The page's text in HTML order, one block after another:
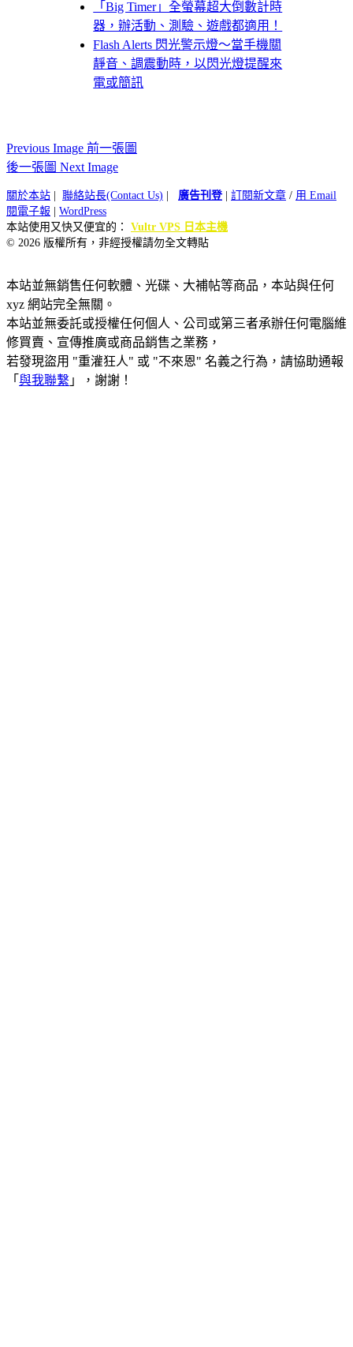
「Big Timer」全螢幕超大倒數計時
器，辦活動、測驗、遊戲都適用！
Flash Alerts 閃光警示燈～當手機關
靜音、調震動時，以閃光燈提醒來
電或簡訊
Previous Image 前一張圖
後一張圖 Next Image
關於本站 聯絡站長(Contact Us) 廣告刊登| 訂閱新文章 / 用 Email
閱電子報
WordPress
本站使用又快又便宜的： Vultr VPS 日本主機
© 2026 版權所有，非經授權請勿全文轉貼
本站並無銷售任何軟體、光碟、大補帖等商品，本站與任何
xyz 網站完全無關。
本站並無委託或授權任何個人、公司或第三者承辦任何電腦維
修買賣、宣傳推廣或商品銷售之業務，
若發現盜用 "重灌狂人" 或 "不來恩" 名義之行為，請協助通報
「 與我聯繫 」，謝謝！